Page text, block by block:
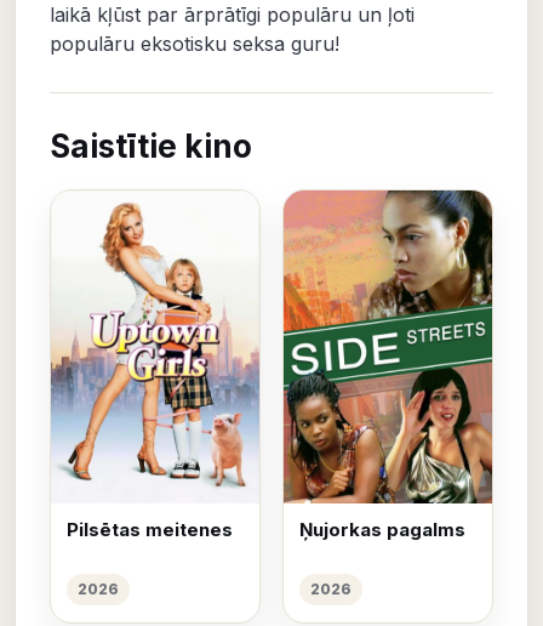
laikā kļūst par ārprātīgi populāru un ļoti
populāru eksotisku seksa guru!
Saistītie kino
Pilsētas meitenes
2026
Ņujorkas pagalms
2026